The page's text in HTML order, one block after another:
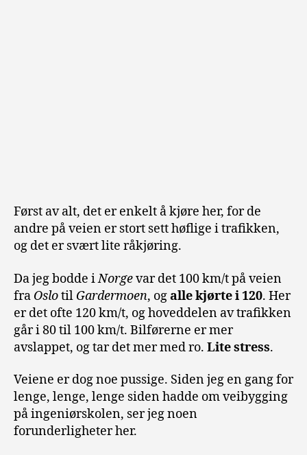
Først av alt, det er enkelt å kjøre her, for de
andre på veien er stort sett høflige i trafikken,
og det er svært lite råkjøring.
Da jeg bodde iNorgevar det 100 km/t på veien
fra Oslotil Gardermoen, ogalle kjørte i 120. Her
er det ofte 120 km/t, og hoveddelen av trafikken
går i 80 til 100 km/t. Bilførerne er mer
avslappet, og tar det mer med ro. Lite stress.
Veiene er dog noe pussige. Siden jeg en gang for
lenge, lenge, lenge siden hadde om veibygging
på ingeniørskolen, ser jeg noen
forunderligheter her.